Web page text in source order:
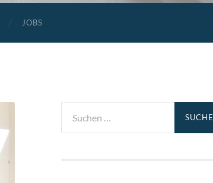
JOBS
nach: